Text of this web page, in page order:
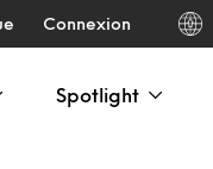
Connexion
Spotlight